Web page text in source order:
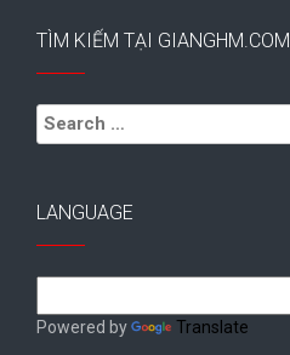
TÌM KIẾM TẠI GIANGHM.COM
Search
for:
LANGUAGE
Powered by Translate